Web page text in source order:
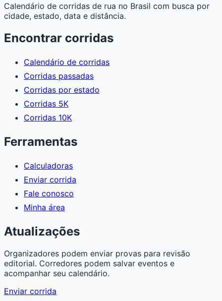
Calendário de corridas de rua no Brasil com busca por
cidade, estado, data e distância.
Encontrar corridas
Calendário de corridas
Corridas passadas
Corridas por estado
Corridas 5K
Corridas 10K
Ferramentas
Calculadoras
Enviar corrida
Fale conosco
Minha área
Atualizações
Organizadores podem enviar provas para revisão
editorial. Corredores podem salvar eventos e
acompanhar seu calendário.
Enviar corrida